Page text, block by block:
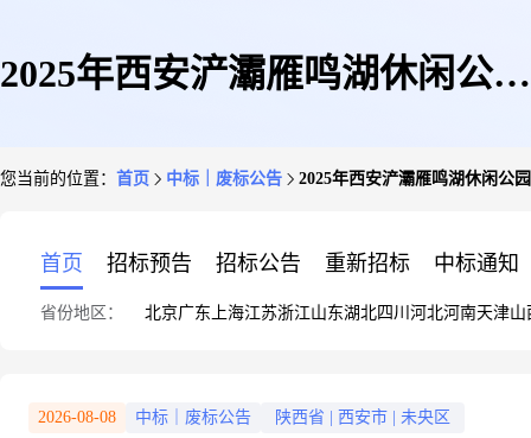
2025年西安浐灞雁鸣湖休闲公园
您当前的位置： 首页 中标｜废标公告 2025年西安浐灞雁鸣湖休闲公
首页 招标预告 招标公告 重新招标 中标通知
省份地区： 北京广东 上海江苏浙江山东湖北四川 河北河南天津山
2026-08-08 中标｜废标公告 陕西省 西安市 未央区